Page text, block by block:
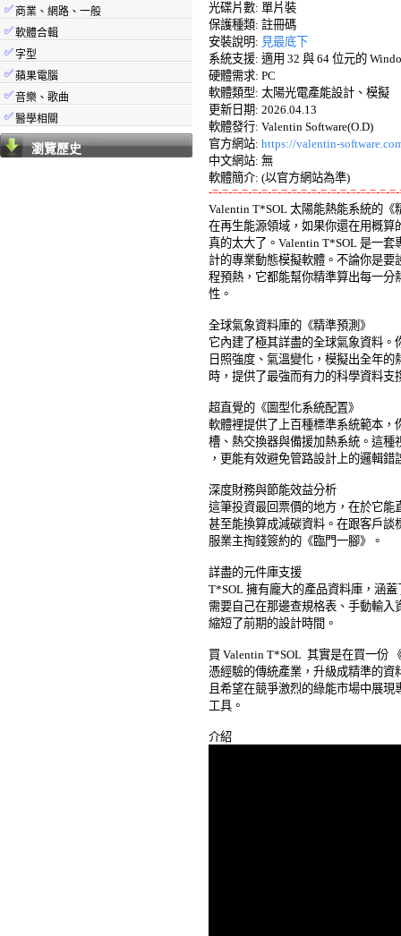
✅ 商業、網路、一般
✅軟體合輯
✅字型
✅蘋果電腦
✅音樂、歌曲
✅醫學相關
瀏覽歷史
光碟片數: 單片裝
保護種類: 註冊碼
安裝說明: 見最底下
系統支援: 適用 32 與 64 位元的
硬體需求: PC
軟體類型: 太陽光電產能設計、模擬
更新日期: 2026.04.13
軟體發行: Valentin Software(O.D)
官方網站: https://valentin-
中文網站: 無
-=-=-=-=-=-=-=-=-=-=-=-=-=-=-=-=-=-=-
Valentin T*SOL 太陽能熱能系統的《
在再生能源領域，如果你還在用概
真的太大了。Valentin T*SOL 是一套
計的專業動態模擬軟體。不論你是
程預熱，它都能幫你精準算出每一
性。
全球氣象資料庫的《精準預測》
它內建了極其詳盡的全球氣象資料
日照強度、氣溫變化，模擬出全年
時，提供了最強而有力的科學資料
超直覺的《圖型化系統配置》
軟體裡提供了上百種標準系統範本
槽、熱交換器與備援加熱系統。這
，更能有效避免管路設計上的邏輯錯
深度財務與節能效益分析
這筆投資最回票價的地方，在於它
甚至能換算成減碳資料。在跟客戶
服業主掏錢簽約的《臨門一腳》。
詳盡的元件庫支援
T*SOL 擁有龐大的產品資料庫，涵
需要自己在那邊查規格表、手動輸
縮短了前期的設計時間。
買 Valentin T*SOL  其實是在買一份
憑經驗的傳統產業，升級成精準的
且希望在競爭激烈的綠能市場中展
工具。